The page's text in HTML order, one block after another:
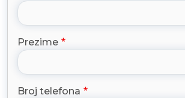
Prezime
Broj telefona